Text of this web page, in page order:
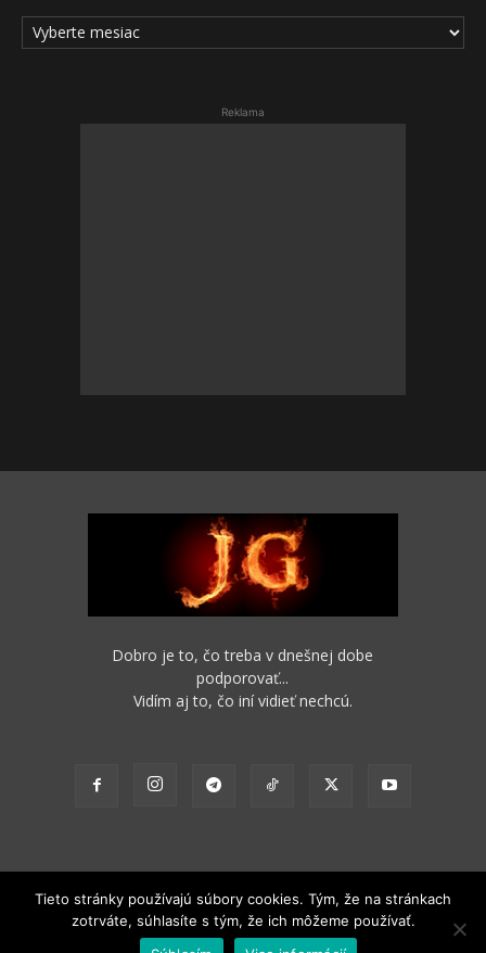
ARCHÍV
ČLÁNKOV
Reklama
Dobro je to, čo treba v dnešnej dobe
podporovať...
Vidím aj to, čo iní vidieť nechcú.
2012 - 2022 Obsah stránok je možné s funkčným odkazom na pôvodný
Tieto stránky používajú súbory cookies. Tým, že na stránkach
zotrváte, súhlasíte s tým, že ich môžeme používať.